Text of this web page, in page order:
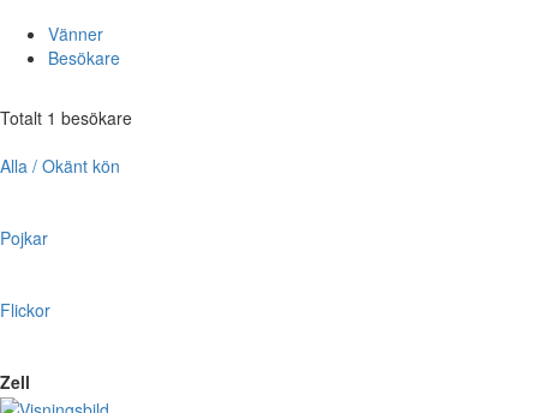
Vänner
Besökare
Totalt 1 besökare
Alla / Okänt kön
Pojkar
Flickor
Zell